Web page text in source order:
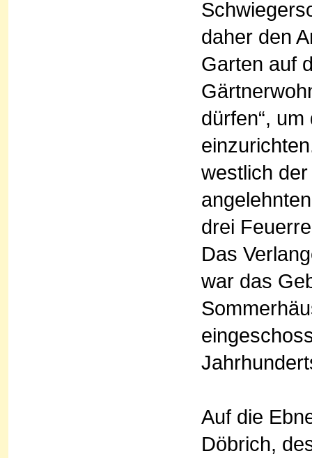
daher den
Garten auf
dürfen“,
westlich
drei
Das
war das
Auf die
Döbrich,